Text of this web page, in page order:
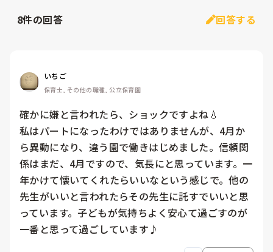
8件の回答 回答する
いちご
保育士, その他の職種, 公立保育園
確かに嫌と言われたら、ショックですよね💧
私はパートになったわけではありませんが、4月か
ら異動になり、違う園で働きはじめました。信頼関
係はまだ、4月ですので、気長にと思っています。一
年かけて懐いてくれたらいいなという感じで。他の
先生がいいと言われたらその先生に託すでいいと思
っています。子どもが気持ちよく安心て過ごすのが
一番と思って過ごしています♪